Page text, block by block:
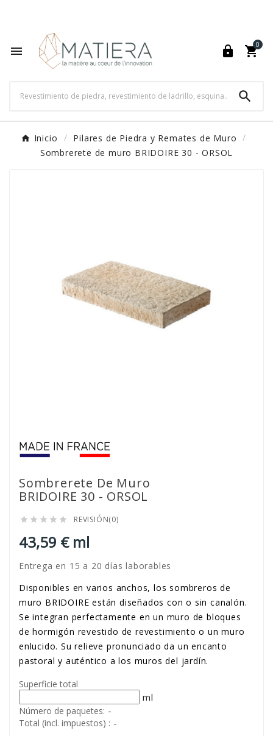
  
0

Inicio
Pilares de Piedra y Remates de Muro
Sombrerete de muro BRIDOIRE 30 - ORSOL
Sombrerete De Muro
BRIDOIRE 30 - ORSOL
     REVISIÓN(0)
43,59 € ml
Entrega en 15 a 20 días laborables
Disponibles en varios anchos, los sombreros de
muro BRIDOIRE están diseñados con o sin canalón.
Se integran perfectamente en un muro de bloques
de hormigón revestido de revestimiento o un muro
enlucido. Su relieve pronunciado da un encanto
pastoral y auténtico a los muros del jardín.
Superficie total
ml
Número de paquetes: -
Total (incl. impuestos) : -